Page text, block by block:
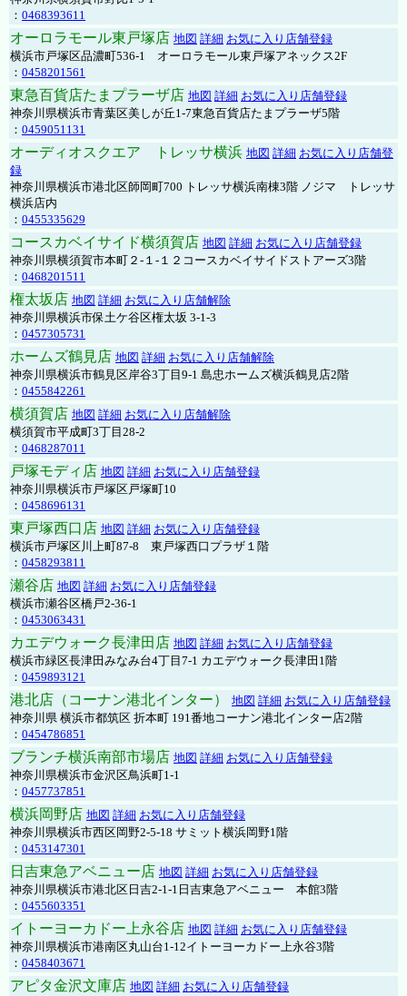
： 0468393611
オーロラモール東戸塚店 地図 詳細 お気に入り店舗登録
横浜市戸塚区品濃町536-1 オーロラモール東戸塚アネックス2F
： 0458201561
東急百貨店たまプラーザ店 地図 詳細 お気に入り店舗登録
神奈川県横浜市青葉区美しが丘1-7東急百貨店たまプラーザ5階
： 0459051131
オーディオスクエア トレッサ横浜 地図 詳細 お気に入り店舗登
録
神奈川県横浜市港北区師岡町700 トレッサ横浜南棟3階 ノジマ トレッサ
横浜店内
： 0455335629
コースカベイサイド横須賀店 地図 詳細 お気に入り店舗登録
神奈川県横須賀市本町２-１-１２コースカベイサイドストアーズ3階
： 0468201511
権太坂店 地図 詳細 お気に入り店舗解除
神奈川県横浜市保土ケ谷区権太坂 3-1-3
： 0457305731
ホームズ鶴見店 地図 詳細 お気に入り店舗解除
神奈川県横浜市鶴見区岸谷3丁目9-1 島忠ホームズ横浜鶴見店2階
： 0455842261
横須賀店 地図 詳細 お気に入り店舗解除
横須賀市平成町3丁目28-2
： 0468287011
戸塚モディ店 地図 詳細 お気に入り店舗登録
神奈川県横浜市戸塚区戸塚町10
： 0458696131
東戸塚西口店 地図 詳細 お気に入り店舗登録
横浜市戸塚区川上町87-8 東戸塚西口プラザ１階
： 0458293811
瀬谷店 地図 詳細 お気に入り店舗登録
横浜市瀬谷区橋戸2-36-1
： 0453063431
カエデウォーク長津田店 地図 詳細 お気に入り店舗登録
横浜市緑区長津田みなみ台4丁目7-1 カエデウォーク長津田1階
： 0459893121
港北店（コーナン港北インター） 地図 詳細 お気に入り店舗登録
神奈川県 横浜市都筑区 折本町 191番地コーナン港北インター店2階
： 0454786851
ブランチ横浜南部市場店 地図 詳細 お気に入り店舗登録
神奈川県横浜市金沢区鳥浜町1-1
： 0457737851
横浜岡野店 地図 詳細 お気に入り店舗登録
神奈川県横浜市西区岡野2-5-18 サミット横浜岡野1階
： 0453147301
日吉東急アベニュー店 地図 詳細 お気に入り店舗登録
神奈川県横浜市港北区日吉2-1-1日吉東急アベニュー 本館3階
： 0455603351
イトーヨーカドー上永谷店 地図 詳細 お気に入り店舗登録
神奈川県横浜市港南区丸山台1-12イトーヨーカドー上永谷3階
： 0458403671
アピタ金沢文庫店 地図 詳細 お気に入り店舗登録